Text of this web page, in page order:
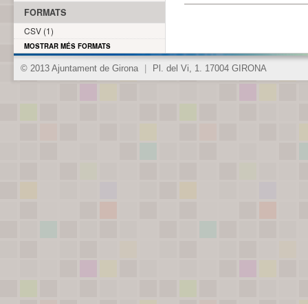
FORMATS
CSV (1)
MOSTRAR MÉS FORMATS
© 2013 Ajuntament de Girona Pl. del Vi, 1. 17004 GIRONA